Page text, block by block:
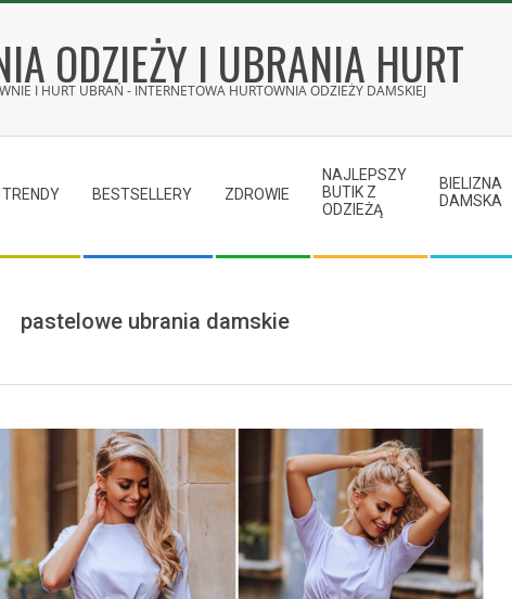
ODZIEŻY I UBRANIA HURT
I HURT UBRAŃ - INTERNETOWA HURTOWNIA ODZIEŻY DAMSKIEJ
TRENDY BESTSELLERY ZDROWIE
NAJLEPSZY
BUTIK Z
ODZIEŻĄ
BIELIZNA
DAMSKA
pastelowe ubrania damskie